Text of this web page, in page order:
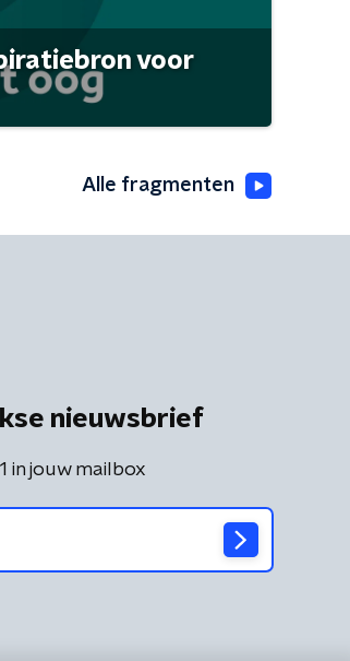
voor
Alle fragmenten
nieuwsbrief
in jouw mailbox